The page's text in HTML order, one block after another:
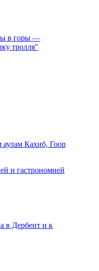
Кахиб, Гоор
и гастрономией